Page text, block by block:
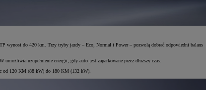
wynosi do 420 km. Trzy tryby jazdy – Eco, Normal i Power – pozwolą dobrać odpowiedni balans
uzupełnienie energii, gdy auto jest zaparkowane przez dłuższy czas.
od 120 KM (88 kW) do 180 KM (132 kW).